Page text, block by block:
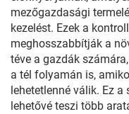
mezőgazdasági
kezelést. Ezek a
meghosszabbítják a
téve a gazdák
a tél folyamán is,
lehetetlenné válik. Ez
lehetővé teszi több